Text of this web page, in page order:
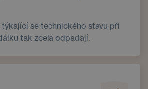
se technického stavu při
tak zcela odpadají.